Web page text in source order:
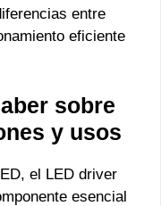
entre
eficiente
sobre
y usos
el LED driver
esencial